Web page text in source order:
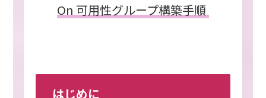
On 可用性グループ構築手順
はじめに